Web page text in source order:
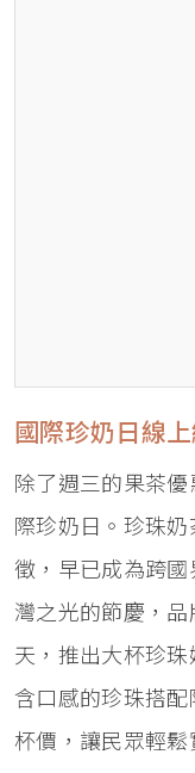
國際珍奶日線
除了週三的果茶
際珍奶日。珍珠
徵，早已成為跨
灣之光的節慶，
天，推出大杯珍
含口感的珍珠搭
杯價，讓民眾輕鬆